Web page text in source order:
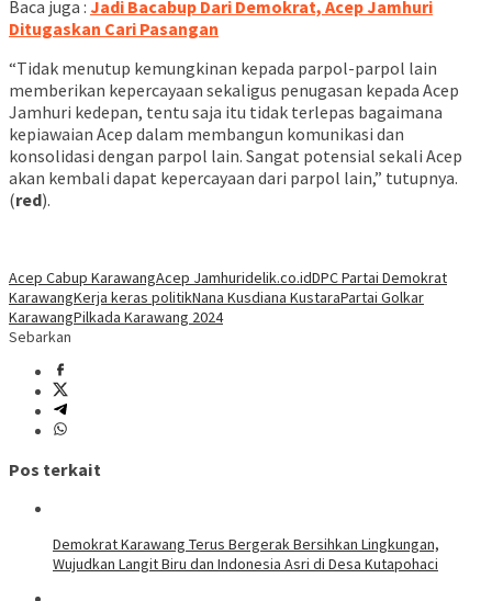
Baca juga : Jadi Bacabup Dari Demokrat, Acep Jamhuri
Ditugaskan Cari Pasangan
“Tidak menutup kemungkinan kepada parpol-parpol lain
memberikan kepercayaan sekaligus penugasan kepada Acep
Jamhuri kedepan, tentu saja itu tidak terlepas bagaimana
kepiawaian Acep dalam membangun komunikasi dan
konsolidasi dengan parpol lain. Sangat potensial sekali Acep
akan kembali dapat kepercayaan dari parpol lain,” tutupnya.
(red).
Acep Cabup KarawangAcep Jamhuridelik.co.idDPC Partai Demokrat
KarawangKerja keras politikNana Kusdiana KustaraPartai Golkar
KarawangPilkada Karawang 2024
Sebarkan
Pos terkait
Demokrat Karawang Terus Bergerak Bersihkan Lingkungan,
Wujudkan Langit Biru dan Indonesia Asri di Desa Kutapohaci